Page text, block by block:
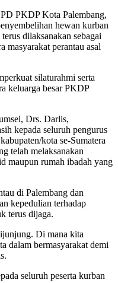
PKDP Kota Palembang,
hewan kurban
dilaksanakan sebagai
masyarakat perantau asal
silaturahmi serta
keluarga besar PKDP
Drs. Darlis,
kepada seluruh pengurus
kota se-Sumatera
telah melaksanakan
maupun rumah ibadah yang
di Palembang dan
kepedulian terhadap
terus dijaga.
Di mana kita
dalam bermasyarakat demi
seluruh peserta kurban